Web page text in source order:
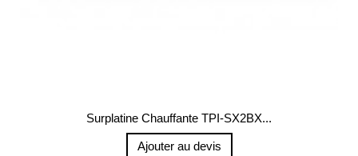
Surplatine Chauffante TPI-SX2BX...
Ajouter au devis